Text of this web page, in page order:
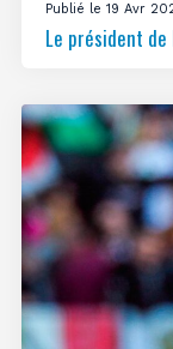
Publié le 19 Avr
Le président de